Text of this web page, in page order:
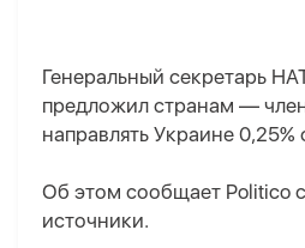
Генеральный секретарь
предложил странам —
направлять Украине 0,25%
Об этом сообщает Politico
источники.